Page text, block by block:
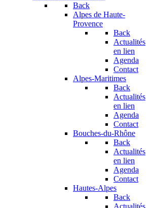
Back
Alpes de Haute-
Provence
Back
Actualités
en lien
Agenda
Contact
Alpes-Maritimes
Back
Actualités
en lien
Agenda
Contact
Bouches-du-Rhône
Back
Actualités
en lien
Agenda
Contact
Hautes-Alpes
Back
Actualités